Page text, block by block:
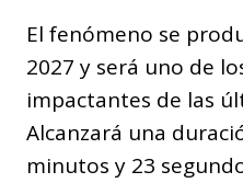
El fenómeno se
2027 y será uno de
impactantes de las
Alcanzará una
minutos y 23